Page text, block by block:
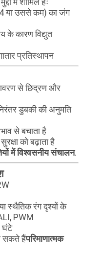
या उससे कम) का जंग
के कारण विद्युत
प्रतिस्थापन
से छिद्रण और
डुबकी की अनुमति
से बचाता है
को बढ़ाता है
में विश्वसनीय संचालन.
स्थैतिक रंग दृश्यों के
PWM
घंटे
सकते हैंपरिमाणात्मक